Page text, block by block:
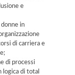
e
in
di carriera e
di processi
logica di total